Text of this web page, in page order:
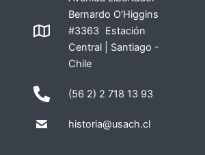
Bernardo O'Higgins
#3363 Estación
Central | Santiago -
Chile
(56 2) 2 718 13 93
historia@usach.cl